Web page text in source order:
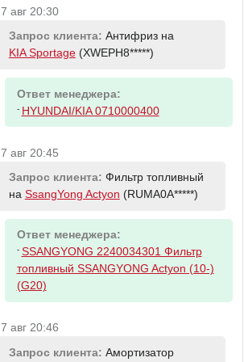
7 авг 20:30
Запрос клиента: Антифриз на
KIA Sportage(XWEPH8*****)
Ответ менеджера:
- HYUNDAI/KIA 0710000400
7 авг 20:45
Запрос клиента: Фильтр топливный
на SsangYong Actyon (RUMA0A*****)
Ответ менеджера:
- SSANGYONG 2240034301 Фильтр
топливный SSANGYONG Actyon (10-)
(G20)
7 авг 20:46
Запрос клиента: Амортизатор